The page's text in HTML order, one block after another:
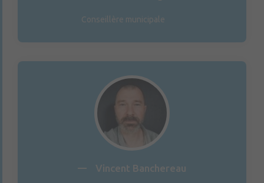
Conseillère municipale
Vincent Banchereau